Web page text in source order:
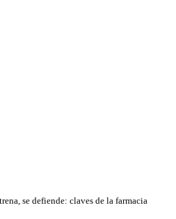
se defiende: claves de la farmacia